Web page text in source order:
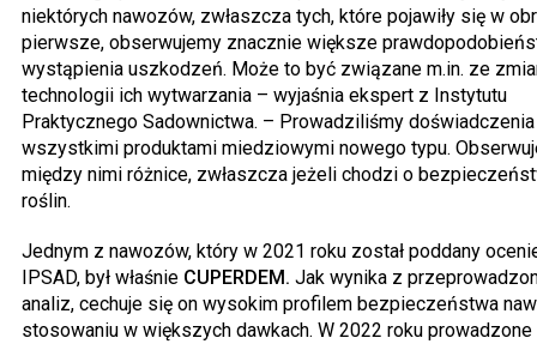
niektórych nawozów, zwłaszcza tych, które pojawiły się w
pierwsze, obserwujemy znacznie większe
wystąpienia uszkodzeń. Może to być związane m.in. ze
technologii ich wytwarzania – wyjaśnia ekspert z Instytutu
Praktycznego Sadownictwa. – Prowadziliśmy
wszystkimi produktami miedziowymi nowego typu.
między nimi różnice, zwłaszcza jeżeli chodzi o
roślin.
Jednym z nawozów, który w 2021 roku został poddany
IPSAD, był właśnie CUPERDEM. Jak wynika z
analiz, cechuje się on wysokim profilem bezpieczeństwa
stosowaniu w większych dawkach. W 2022 roku prowadzone